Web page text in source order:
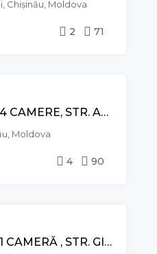
Chișinău, Moldova
2 71
APARTAMENT CU 4 CAMERE, STR. ALBIȘOARA, CENTRU
Moldova
4 90
APARTAMENT CU 1 CAMERĂ , STR. GINTA LATINĂ, CIOCANA